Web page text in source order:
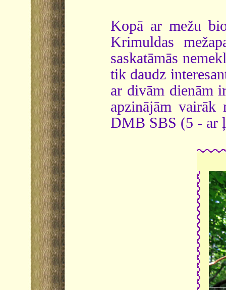
Kopā ar mežu
Krimuldas
saskatāmās
tik daudz
ar divām dienām
apzinājām vairāk
DMB SBS (5 - ar